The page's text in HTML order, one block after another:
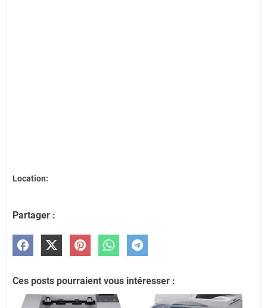
Location:
Partager :
Ces posts pourraient vous intéresser :